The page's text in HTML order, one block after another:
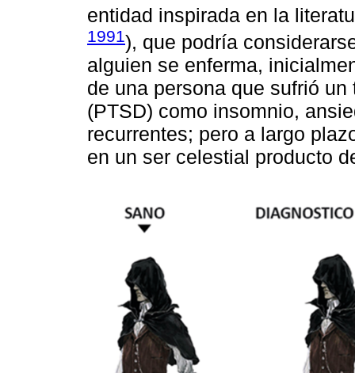
entidad inspirada en la
1991), que podría
alguien se enferma,
de una persona que sufrió
(PTSD) como insomnio,
recurrentes; pero a largo
en un ser celestial producto